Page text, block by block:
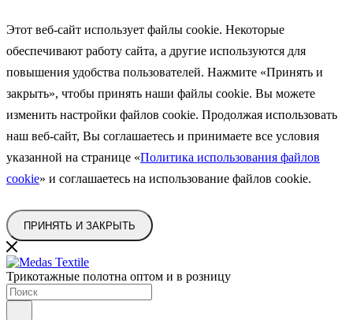
Этот веб-сайт использует файлы cookie. Некоторые
обеспечивают работу сайта, а другие используются для
повышения удобства пользователей. Нажмите «Принять и
закрыть», чтобы принять наши файлы cookie. Вы можете
изменить настройки файлов cookie. Продолжая использовать
наш веб-сайт, Вы соглашаетесь и принимаете все условия
указанной на странице «Политика использования файлов
cookie» и соглашаетесь на использование файлов cookie.
ПРИНЯТЬ И ЗАКРЫТЬ
Трикотажные полотна оптом и в розницу